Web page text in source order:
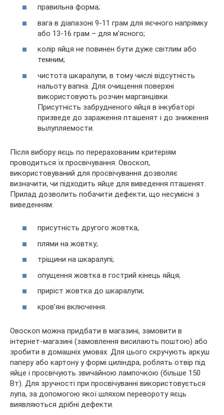
правильна форма;
вага в діапазоні 9-11 грам для яєчного напрямку
або 13-16 грам – для м’ясного;
колір яйця не повинен бути дуже світлим або
темним;
чистота шкаралупи, в тому числі відсутність
нальоту вапна. Для очищення поверхні
використовують розчин марганцівки.
Присутність забрудненого яйця в інкубаторі
призведе до зараження пташенят і до зниження
вылупляемости.
Після вибору яєць по перерахованим критеріям
проводиться їх просвічування. Овоскоп,
використовуваний для просвічування дозволяє
визначити, чи підходить яйце для виведення пташенят.
Прилад дозволить побачити дефекти, що несумісні з
виведенням:
присутність другого жовтка,
плями на жовтку;
тріщини на шкаралупі;
опущення жовтка в гострий кінець яйця;
приріст жовтка до шкаралупи;
кров’яні включення.
Овоскоп можна придбати в магазині, замовити в
інтернет-магазині (замовлення висилають поштою) або
зробити в домашніх умовах. Для цього скручують аркуш
паперу або картону у формі циліндра, роблять отвір під
яйце і просвічують звичайною лампочкою (більше 150
Вт). Для зручності при просвічуванні використовується
лупа, за допомогою якої шляхом перевороту яєць
виявляються дрібні дефекти.